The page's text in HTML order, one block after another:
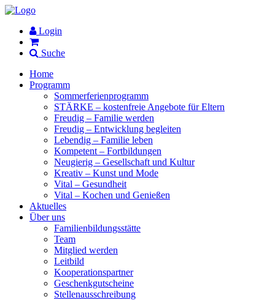
Login
Suche
Home
Programm
Sommerferienprogramm
STÄRKE – kostenfreie Angebote für Eltern
Freudig – Familie werden
Freudig – Entwicklung begleiten
Lebendig – Familie leben
Kompetent – Fortbildungen
Neugierig – Gesellschaft und Kultur
Kreativ – Kunst und Mode
Vital – Gesundheit
Vital – Kochen und Genießen
Aktuelles
Über uns
Familienbildungsstätte
Team
Mitglied werden
Leitbild
Kooperationspartner
Geschenkgutscheine
Stellenausschreibung